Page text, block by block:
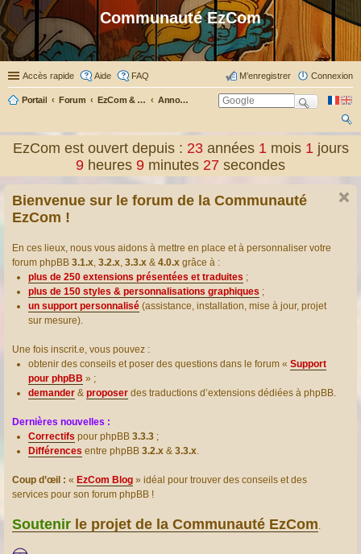
Communauté EzCom
Accès rapide Aide FAQ Connexion
M’enregistrer
Portail Forum EzCom & ses membres Annonces & informations
ch
er
EzCom est ouvert depuis : 23 années1 mois1 jours
9 heures 9 minutes 27 secondes
Bienvenue sur le forum de la Communauté
EzCom !
En ces lieux, nous vous aidons à mettre en place et à personnaliser votre
forum phpBB 3.1.x, 3.2.x, 3.3.x & 4.0.x grâce à :
plus de 250 extensions présentées et traduites ;
plus de 150 styles & personnalisations graphiques ;
un support personnalisé (assistance, installation, mise à jour, projet
sur mesure).
Une fois inscrit.e, vous pouvez :
obtenir des conseils et poser des questions dans le forum « Support
pour phpBB » ;
demander & proposer des traductions d’extensions dédiées à phpBB.
Dernières nouvelles :
Correctifs pour phpBB 3.3.3 ;
Différences entre phpBB 3.2.x & 3.3.x.
Coup d’œil : « EzCom Blog » idéal pour trouver des conseils et des
services pour son forum phpBB !
Soutenir le projet de la Communauté EzCom.